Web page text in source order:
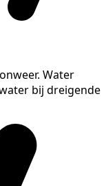
Water
bij dreigende